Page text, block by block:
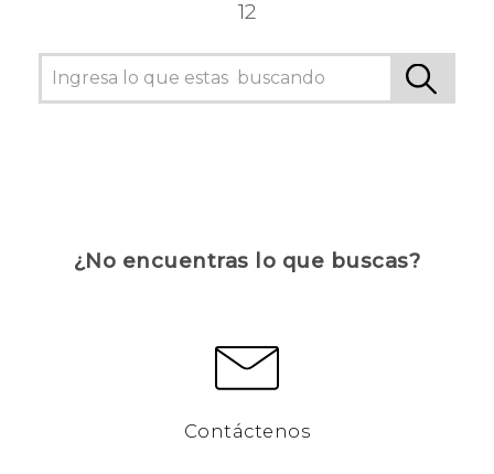
12
¿No encuentras lo que buscas?
Contáctenos